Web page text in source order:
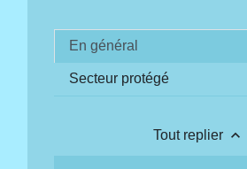
En général
Secteur protégé
Tout replier keyboard_arrow_up